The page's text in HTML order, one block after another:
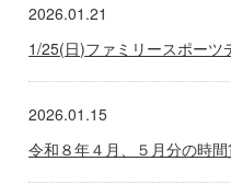
2026.01.21
1/25(日)ファミリースポーツ
2026.01.15
令和８年４月、５月分の時